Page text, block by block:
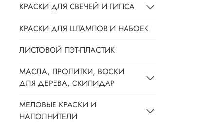
КРАСКИ ДЛЯ СВЕЧЕЙ И ГИПСА
КРАСКИ ДЛЯ ШТАМПОВ И НАБОЕК
ЛИСТОВОЙ ПЭТ-ПЛАСТИК
МАСЛА, ПРОПИТКИ, ВОСКИ
ДЛЯ ДЕРЕВА, СКИПИДАР
МЕЛОВЫЕ КРАСКИ И
НАПОЛНИТЕЛИ